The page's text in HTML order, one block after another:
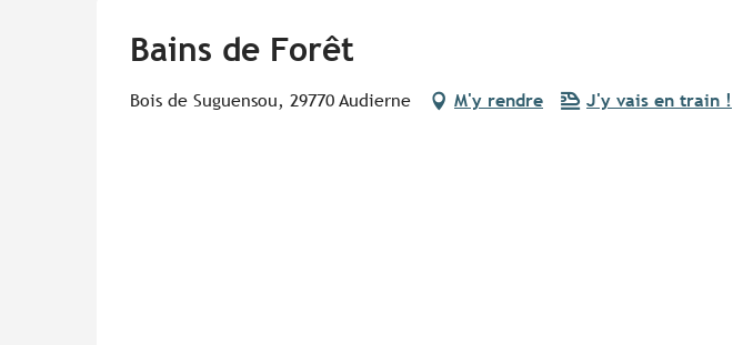
Bains de Forêt
Bois de Suguensou, 29770 Audierne M'y rendre J'y vais en train !